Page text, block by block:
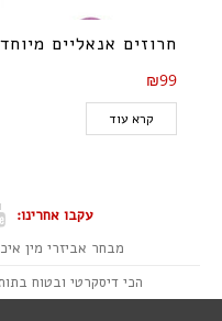
חרוזים אנאליים
₪99
קרא עוד
עקבו אחרינו:
מבחר אביזרי מין
הכי דיסקרטי ובטוח